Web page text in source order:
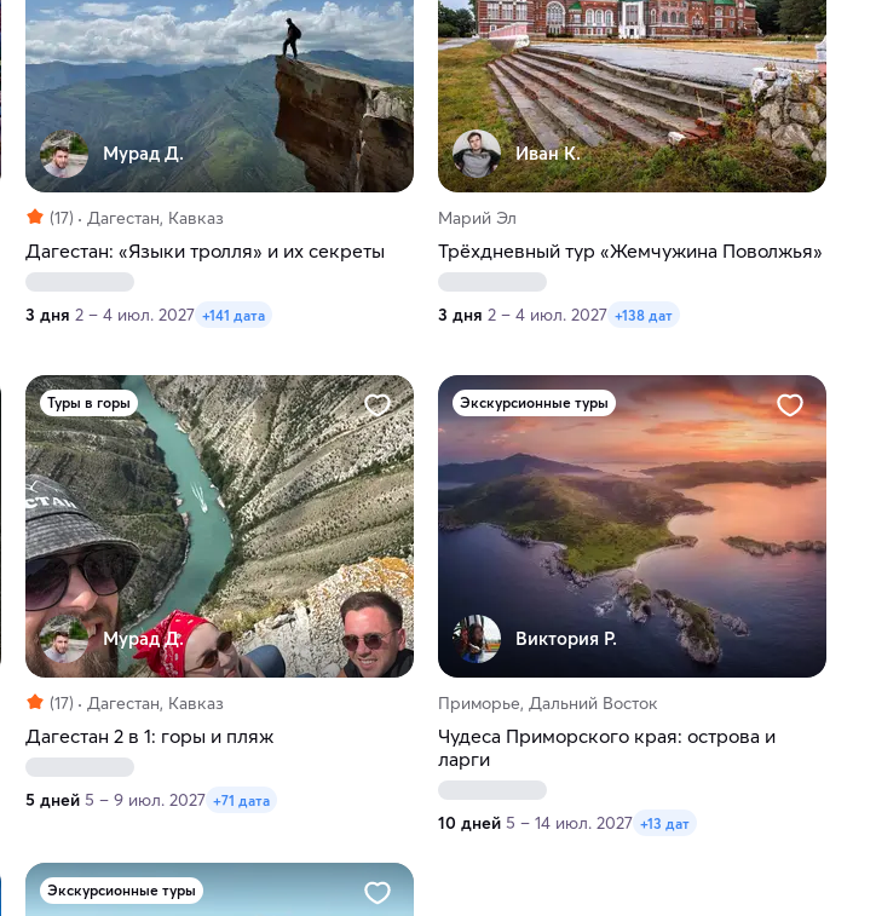
Мурад Д.
(17) Дагестан, Кавказ
Дагестан: «Языки тролля» и их секреты
3 дня 2 – 4 июл. 2027 +141 дата
Иван К.
Марий Эл
Трёхдневный тур «Жемчужина Поволжья»
3 дня 2 – 4 июл. 2027 +138 дат
Туры в горы
Мурад Д.
(17) Дагестан, Кавказ
Дагестан 2 в 1: горы и пляж
5 дней 5 – 9 июл. 2027 +71 дата
Экскурсионные туры
Виктория Р.
Приморье, Дальний Восток
Чудеса Приморского края: острова и
ларги
10 дней 5 – 14 июл. 2027 +13 дат
Экскурсионные туры